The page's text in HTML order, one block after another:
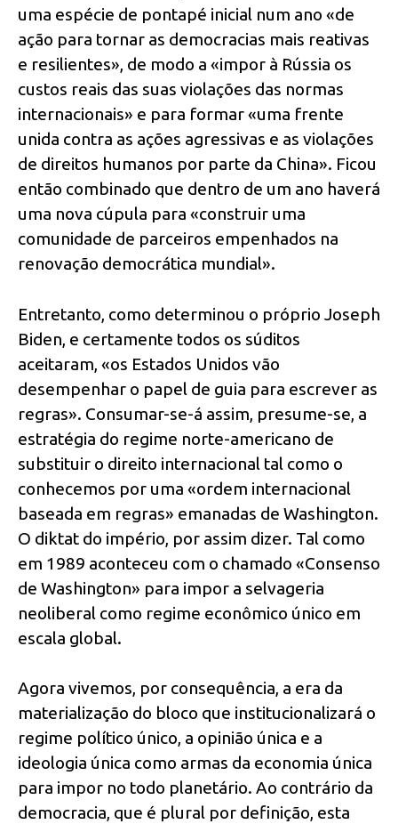
uma espécie de pontapé inicial num ano «de
ação para tornar as democracias mais reativas
e resilientes», de modo a «impor à Rússia os
custos reais das suas violações das normas
internacionais» e para formar «uma frente
unida contra as ações agressivas e as violações
de direitos humanos por parte da China». Ficou
então combinado que dentro de um ano haverá
uma nova cúpula para «construir uma
comunidade de parceiros empenhados na
renovação democrática mundial».
Entretanto, como determinou o próprio Joseph
Biden, e certamente todos os súditos
aceitaram, «os Estados Unidos vão
desempenhar o papel de guia para escrever as
regras». Consumar-se-á assim, presume-se, a
estratégia do regime norte-americano de
substituir o direito internacional tal como o
conhecemos por uma «ordem internacional
baseada em regras» emanadas de Washington.
O diktat do império, por assim dizer. Tal como
em 1989 aconteceu com o chamado «Consenso
de Washington» para impor a selvageria
neoliberal como regime econômico único em
escala global.
Agora vivemos, por consequência, a era da
materialização do bloco que institucionalizará o
regime político único, a opinião única e a
ideologia única como armas da economia única
para impor no todo planetário. Ao contrário da
democracia, que é plural por definição, esta